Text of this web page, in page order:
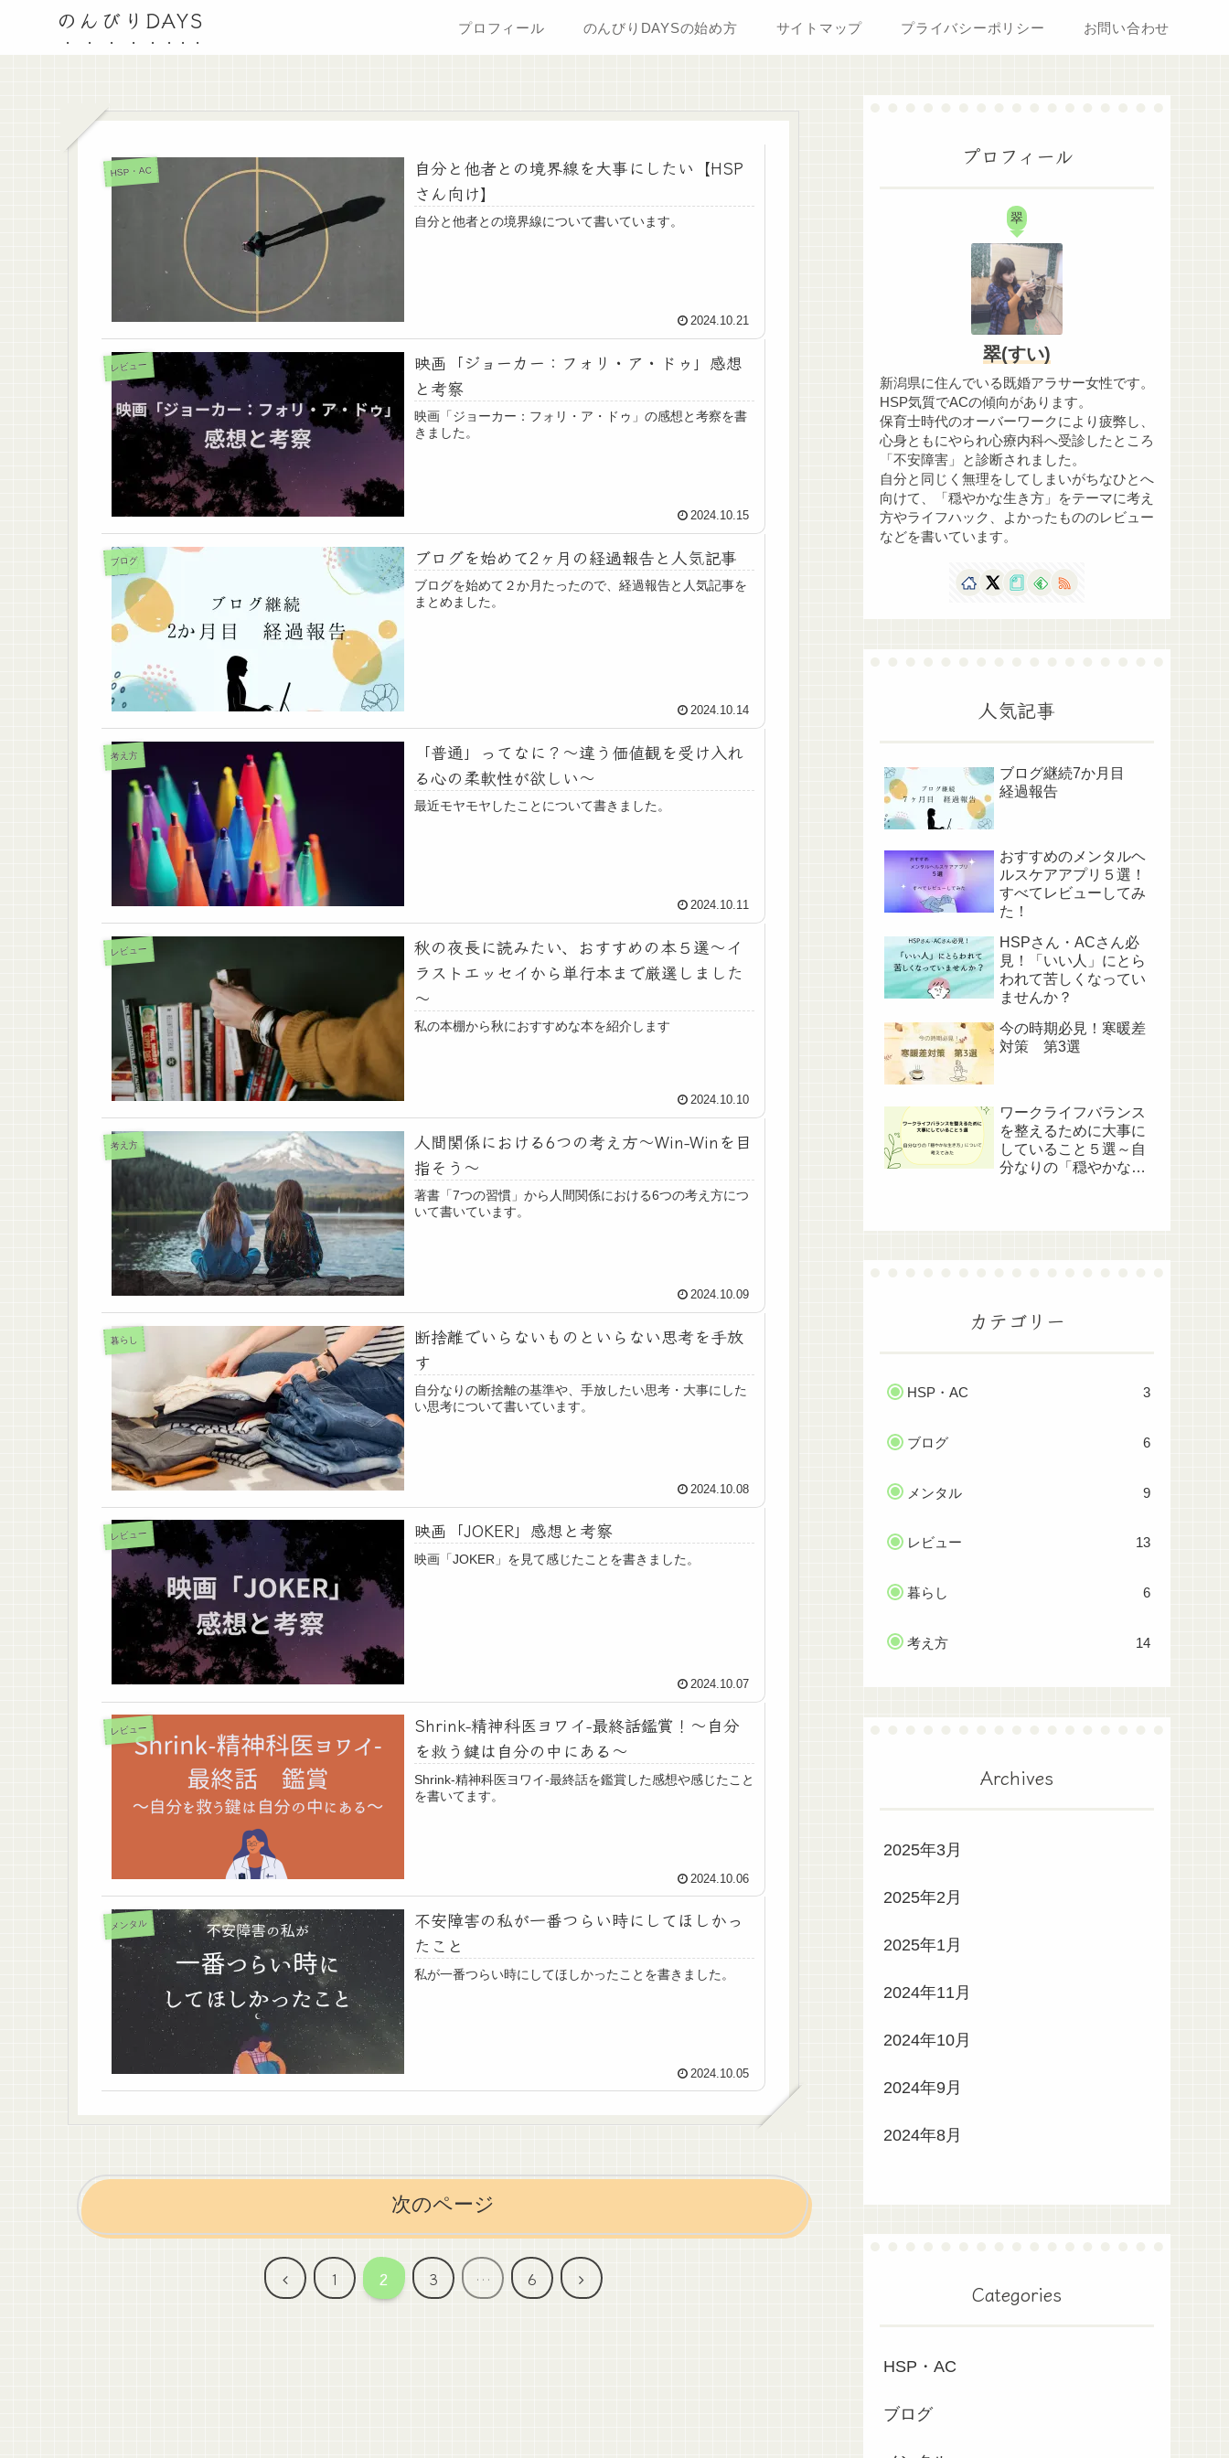
のんびりDAYS プロフィール のんびりDAYSの始め方 サイトマップ プライバシーポリシー お問い合わせ
HSP・AC
自分と他者との境界線を大事にしたい【HSP
さん向け】
自分と他者との境界線について書いています。
2024.10.21
レビュー
映画「ジョーカー：フォリ・ア・ドゥ」感想
と考察
映画「ジョーカー：フォリ・ア・ドゥ」の感想と考察を書
きました。
2024.10.15
ブログ ブログを始めて2ヶ月の経過報告と人気記事
ブログを始めて２か月たったので、経過報告と人気記事を
まとめました。
2024.10.14
考え方
「普通」ってなに？～違う価値観を受け入れ
る心の柔軟性が欲しい～
最近モヤモヤしたことについて書きました。
2024.10.11
レビュー
秋の夜長に読みたい、おすすめの本５選～イ
ラストエッセイから単行本まで厳選しました
～
私の本棚から秋におすすめな本を紹介します
2024.10.10
考え方
人間関係における6つの考え方～Win-Winを目
指そう～
著書「7つの習慣」から人間関係における6つの考え方につ
いて書いています。
2024.10.09
暮らし
断捨離でいらないものといらない思考を手放
す
自分なりの断捨離の基準や、手放したい思考・大事にした
い思考について書いています。
2024.10.08
レビュー 映画「JOKER」感想と考察
映画「JOKER」を見て感じたことを書きました。
2024.10.07
レビュー
Shrink-精神科医ヨワイ-最終話鑑賞！～自分
を救う鍵は自分の中にある～
Shrink-精神科医ヨワイ-最終話を鑑賞した感想や感じたこと
を書いてます。
2024.10.06
メンタル
不安障害の私が一番つらい時にしてほしかっ
たこと
私が一番つらい時にしてほしかったことを書きました。
2024.10.05
次のページ
前
1 2 3 … 6
次
プロフィール
翠
翠(すい)
新潟県に住んでいる既婚アラサー女性です。
HSP気質でACの傾向があります。
保育士時代のオーバーワークにより疲弊し、
心身ともにやられ心療内科へ受診したところ
「不安障害」と診断されました。
自分と同じく無理をしてしまいがちなひとへ
向けて、「穏やかな生き方」をテーマに考え
方やライフハック、よかったもののレビュー
などを書いています。
人気記事
ブログ継続7か月目
経過報告
おすすめのメンタルヘ
ルスケアアプリ５選！
すべてレビューしてみ
た！
HSPさん・ACさん必
見！「いい人」にとら
われて苦しくなってい
ませんか？
今の時期必見！寒暖差
対策 第3選
ワークライフバランス
を整えるために大事に
していること５選～自
分なりの「穏やかな生
カテゴリー
HSP・AC 3
ブログ 6
メンタル 9
レビュー 13
暮らし 6
考え方 14
Archives
2025年3月
2025年2月
2025年1月
2024年11月
2024年10月
2024年9月
2024年8月
Categories
HSP・AC
ブログ